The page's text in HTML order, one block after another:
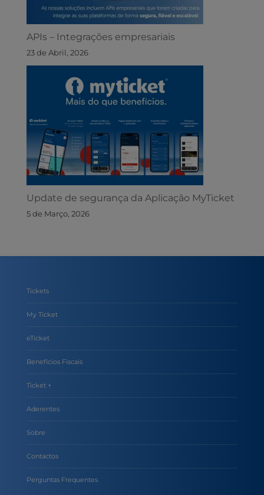
APIs – Integrações empresariais
23 de Abril, 2026
Update de segurança da Aplicação MyTicket
5 de Março, 2026
Tickets
My Ticket
eTicket
Benefícios Fiscais
Ticket +
Aderentes
Sobre
Contactos
Perguntas Frequentes